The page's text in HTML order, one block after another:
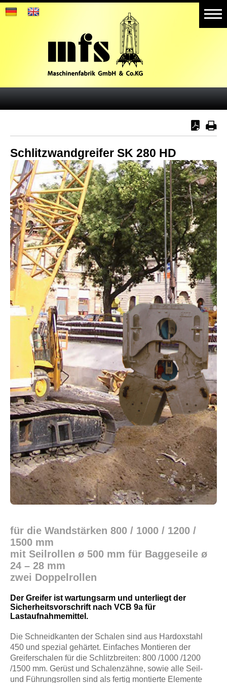
Aktuelles
Referenzen
Schlitzwandgreifer SK 280 HD
für die Wandstärken 800 / 1000 / 1200 /
1500 mm
mit Seilrollen ø 500 mm für Baggeseile ø
24 – 28 mm
zwei Doppelrollen
Der Greifer ist wartungsarm und unterliegt der
Sicherheitsvorschrift nach VCB 9a für
Lastaufnahmemittel.
Die Schneidkanten der Schalen sind aus Hardoxstahl
450 und spezial gehärtet. Einfaches Montieren der
Greiferschalen für die Schlitzbreiten: 800 /1000 /1200
/1500 mm. Gerüst und Schalenzähne, sowie alle Seil-
und Führungsrollen sind als fertig montierte Elemente